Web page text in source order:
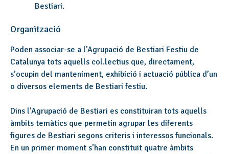
Bestiari.
Organització
Poden associar-se a l’Agrupació de Bestiari Festiu de
Catalunya tots aquells col.lectius que, directament,
s’ocupin del manteniment, exhibició i actuació pública d’un
o diversos elements de Bestiari festiu.
Dins l’Agrupació de Bestiari es constituiran tots aquells
àmbits temàtics que permetin agrupar les diferents
figures de Bestiari segons criteris i interessos funcionals.
En un primer moment s’han constituït quatre àmbits